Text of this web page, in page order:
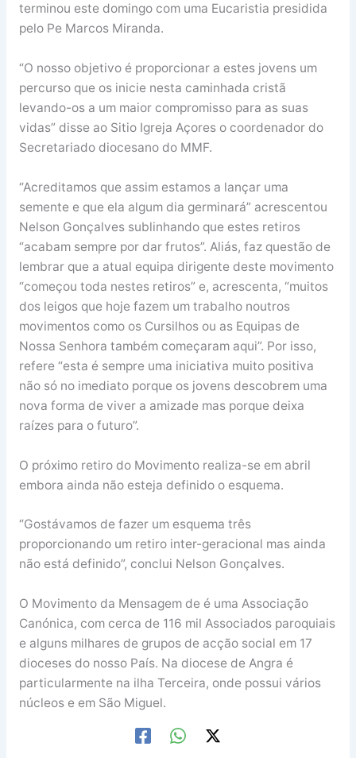
terminou este domingo com uma Eucaristia presidida
pelo Pe Marcos Miranda.
“O nosso objetivo é proporcionar a estes jovens um
percurso que os inicie nesta caminhada cristã
levando-os a um maior compromisso para as suas
vidas” disse ao Sitio Igreja Açores o coordenador do
Secretariado diocesano do MMF.
“Acreditamos que assim estamos a lançar uma
semente e que ela algum dia germinará” acrescentou
Nelson Gonçalves sublinhando que estes retiros
“acabam sempre por dar frutos”. Aliás, faz questão de
lembrar que a atual equipa dirigente deste movimento
“começou toda nestes retiros” e, acrescenta, “muitos
dos leigos que hoje fazem um trabalho noutros
movimentos como os Cursilhos ou as Equipas de
Nossa Senhora também começaram aqui”. Por isso,
refere “esta é sempre uma iniciativa muito positiva
não só no imediato porque os jovens descobrem uma
nova forma de viver a amizade mas porque deixa
raízes para o futuro”.
O próximo retiro do Movimento realiza-se em abril
embora ainda não esteja definido o esquema.
“Gostávamos de fazer um esquema três
proporcionando um retiro inter-geracional mas ainda
não está definido”, conclui Nelson Gonçalves.
O Movimento da Mensagem de é uma Associação
Canónica, com cerca de 116 mil Associados paroquiais
e alguns milhares de grupos de acção social em 17
dioceses do nosso País. Na diocese de Angra é
particularmente na ilha Terceira, onde possui vários
núcleos e em São Miguel.